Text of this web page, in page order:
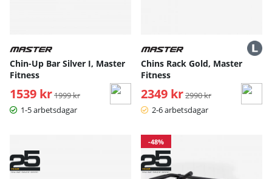
Chin-Up Bar Silver I, Master
Fitness
1539 kr Ordinarie pris:
1999 kr
1-5 arbetsdagar
Chins Rack Gold, Master
Fitness
2349 kr Ordinarie pris:
2990 kr
2-6 arbetsdagar
-48%